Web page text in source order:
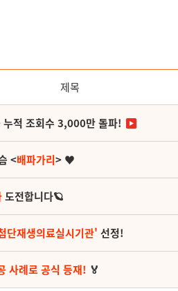
제목
적 조회수 3,000만 돌파!
<배파가리> ♥
도전합니다🪐
단재생의료실시기관' 선정!
사례로 공식 등재! 🏅